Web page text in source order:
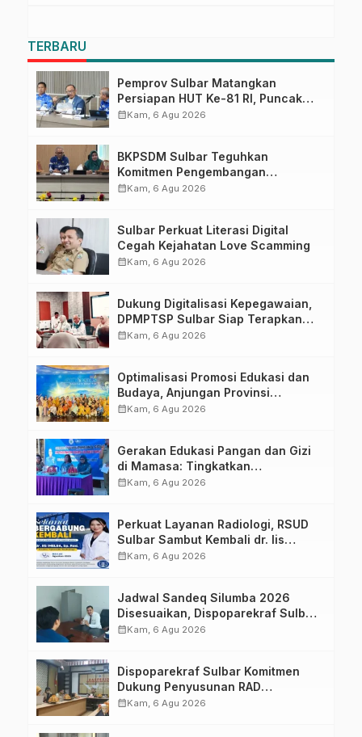
TERBARU
Pemprov Sulbar Matangkan
Persiapan HUT Ke-81 RI, Puncak
Upacara di Lapangan Ahmad
calendar_monthKam, 6 Agu 2026
BKPSDM Sulbar Teguhkan
Komitmen Pengembangan
Kompetensi ASN melalui
calendar_monthKam, 6 Agu 2026
Sulbar Perkuat Literasi Digital
Cegah Kejahatan Love Scamming
calendar_monthKam, 6 Agu 2026
Dukung Digitalisasi Kepegawaian,
DPMPTSP Sulbar Siap Terapkan
Aplikasi FLEKSI ASN
calendar_monthKam, 6 Agu 2026
Optimalisasi Promosi Edukasi dan
Budaya, Anjungan Provinsi
Sulawesi Barat Perkuat Kolaborasi
calendar_monthKam, 6 Agu 2026
Gerakan Edukasi Pangan dan Gizi
di Mamasa: Tingkatkan
Pengetahuan dan Keterampilan
calendar_monthKam, 6 Agu 2026
Perkuat Layanan Radiologi, RSUD
Sulbar Sambut Kembali dr. Iis
Imelda, Sp.Rad
calendar_monthKam, 6 Agu 2026
Jadwal Sandeq Silumba 2026
Disesuaikan, Dispoparekraf Sulbar
Pastikan Persiapan Tetap
calendar_monthKam, 6 Agu 2026
Dispoparekraf Sulbar Komitmen
Dukung Penyusunan RAD
TPB/SDGs Sulawesi Barat
calendar_monthKam, 6 Agu 2026